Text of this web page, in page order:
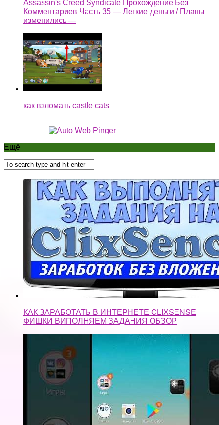
Assassin's Creed Syndicate Прохождение Без
Комментариев Часть 35 — Легкие деньги / Планы
изменились —
как взломать castle cats
Ещё
КАК ЗАРАБОТАТЬ В ИНТЕРНЕТЕ CLIXSENSE
ФИШКИ ВИПОЛНЯЕМ ЗАДАНИЯ ОБЗОР